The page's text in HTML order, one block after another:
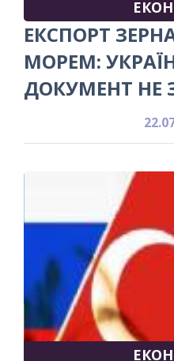
ЕКСПОРТ
МОРЕМ:
ДОКУМЕНТ НЕ